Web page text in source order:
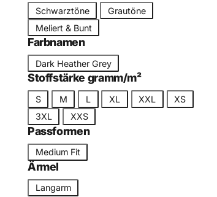
a
r
b
o
Schwarztöne
Grautöne
Meliert & Bunt
Farbnamen
a
r
b
a
e
Dark Heather Grey
Stoffstärke gramm/m²
r
ö
ß
S M L XL XXL
XS
3XL
XXS
Passformen
a
s
s
Medium Fit
Ärmel
Langarm